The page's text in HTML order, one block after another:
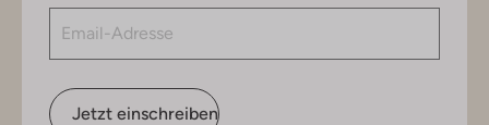
Jetzt einschreiben